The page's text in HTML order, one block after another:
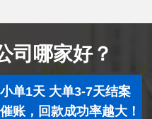
司哪家好？
单1天 大单3-7天结案
账，回款成功率越大！